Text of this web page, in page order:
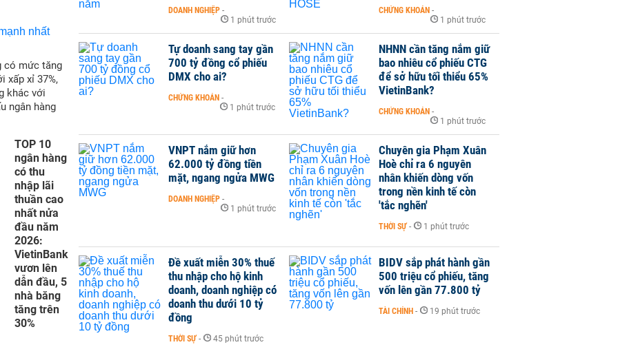
0,7 điểm % và 0,5 điểm % so với tháng 3.
là mức cao nhất dành cho khách hàng cá nhân ở thời
lại gồm 18 tháng, 24 tháng và 36 tháng có cùng mức lãi
tuần, lãi suất ngân hàng Saigonbank ổn định ở mức
lãi cuối kỳ.
có nhiều biến động trong tháng này. Trong đó, lĩnh lãi hàng
0,41 - 0,92 điểm % xuống 5,37 - 7,87%/năm.
khách hàng còn có thêm phương án gửi tiền tiết kiệm
năm.
có mức tăng
xấp xỉ 37%,
khác với
ngân hàng
TOP 10
ngân hàng
có thu
nhập lãi
thuần cao
nhất nửa
đầu năm
2026:
VietinBank
vươn lên
dẫn đầu, 5
nhà băng
tăng trên
30%
DOANH NGHIỆP -
1 phút trước
CHỨNG KHOÁN -
1 phút trước
Tự doanh sang tay gần
700 tỷ đồng cổ phiếu
DMX cho ai?
CHỨNG KHOÁN -
1 phút trước
NHNN cần tăng nắm giữ
bao nhiêu cổ phiếu CTG
để sở hữu tối thiểu 65%
VietinBank?
CHỨNG KHOÁN -
1 phút trước
VNPT nắm giữ hơn
62.000 tỷ đồng tiền
mặt, ngang ngửa MWG
DOANH NGHIỆP -
1 phút trước
Chuyên gia Phạm Xuân
Hoè chỉ ra 6 nguyên
nhân khiến dòng vốn
trong nền kinh tế còn
'tắc nghẽn'
THỜI SỰ - 1 phút trước
Đề xuất miễn 30% thuế
thu nhập cho hộ kinh
doanh, doanh nghiệp có
doanh thu dưới 10 tỷ
đồng
THỜI SỰ - 45 phút trước
BIDV sắp phát hành gần
500 triệu cổ phiếu, tăng
vốn lên gần 77.800 tỷ
TÀI CHÍNH - 19 phút trước